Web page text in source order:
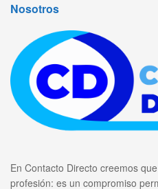
Nosotros
En Contacto Directo creemos
profesión: es un compromiso